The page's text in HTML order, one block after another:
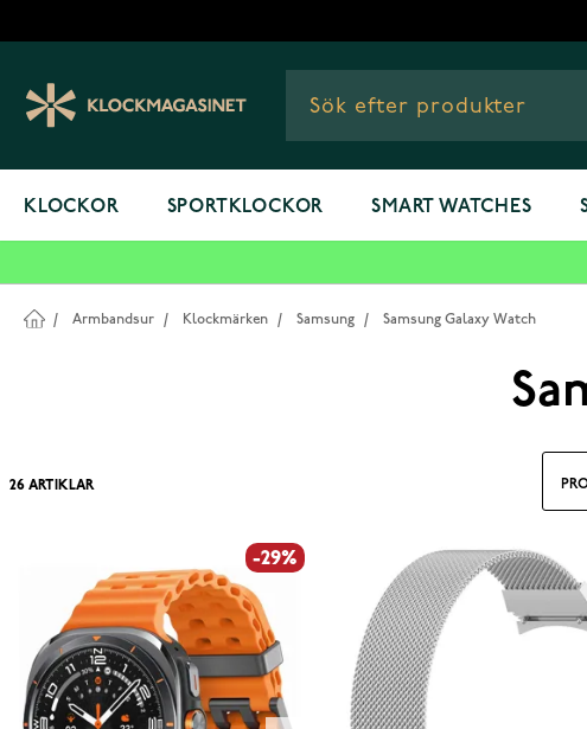
KLOCKOR SPORTKLOCKOR SMART WATCHES
/ Armbandsur / Klockmärken / Samsung / Samsung Galaxy Watch
26 ARTIKLAR
-29%